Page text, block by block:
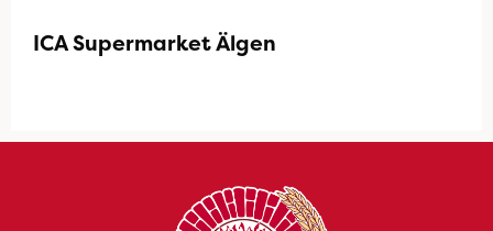
ICA Supermarket Älgen